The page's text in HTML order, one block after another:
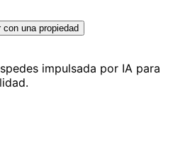
con una propiedad
impulsada por IA para